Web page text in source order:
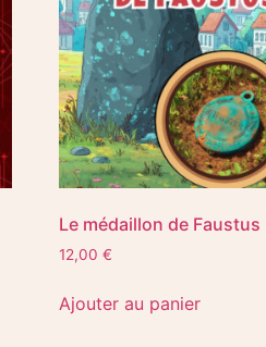
Le médaillon de Faustus
12,00€
Ajouter au panier